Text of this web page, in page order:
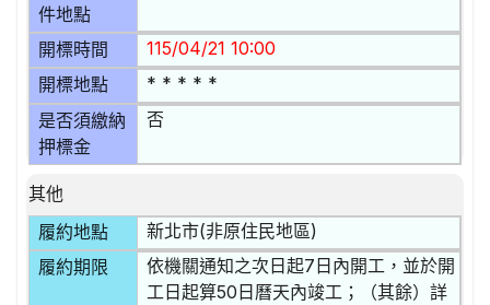
件地點
開標時間 115/04/21 10:00
開標地點 * * * * *
是否須繳納
押標金
否
其他
履約地點
新北市(非原住民地區)
履約期限
依機關通知之次日起7日內開工，並於開
工日起算50日曆天內竣工；（其餘）詳